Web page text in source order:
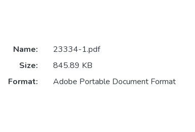
Name:
23334-1.pdf
Size:
845.89 KB
Format:
Adobe Portable Document Format